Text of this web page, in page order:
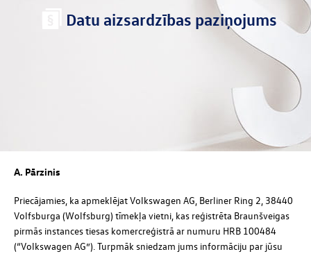
Datu aizsardzības paziņojums
A. Pārzinis
Priecājamies, ka apmeklējat Volkswagen AG, Berliner Ring 2, 38440
Volfsburga (Wolfsburg) tīmekļa vietni, kas reģistrēta Braunšveigas
pirmās instances tiesas komercreģistrā ar numuru HRB 100484
(“Volkswagen AG”). Turpmāk sniedzam jums informāciju par jūsu